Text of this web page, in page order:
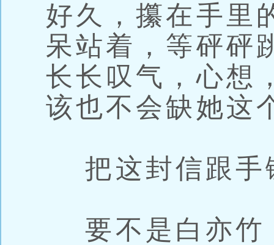
好久，攥在手里
呆站着，等砰砰
长长叹气，心想
该也不会缺她这
把这封信跟手
要不是白亦竹